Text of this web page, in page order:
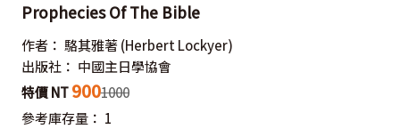
Prophecies Of The Bible
作者： 駱其雅著 (Herbert Lockyer)
出版社： 中國主日學協會
特價 NT 9001000
參考庫存量： 1